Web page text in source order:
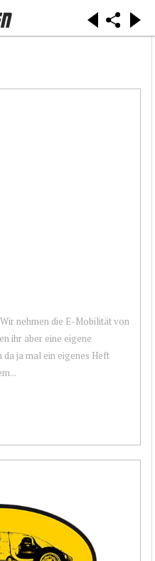
nehmen die E-Mobilität von
ihr aber eine eigene
ja mal ein eigenes Heft